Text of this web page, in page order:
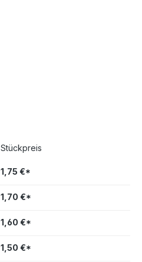
Stückpreis
1,75 €*
1,70 €*
1,60 €*
1,50 €*